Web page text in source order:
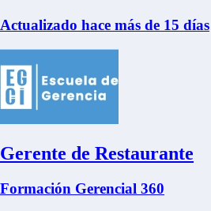
Actualizado hace más de 15 días
Gerente de Restaurante
Formación Gerencial 360